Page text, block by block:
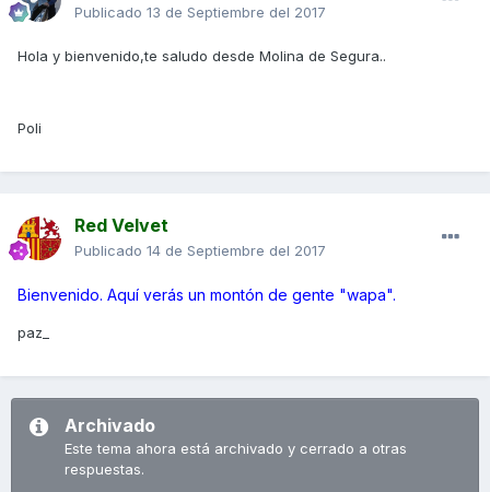
Publicado 13 de Septiembre del 2017
Hola y bienvenido,te saludo desde Molina de Segura..
Poli
Red Velvet
Publicado 14 de Septiembre del 2017
Bienvenido. Aquí verás un montón de gente "wapa".
paz_
Archivado
Este tema ahora está archivado y cerrado a otras
respuestas.